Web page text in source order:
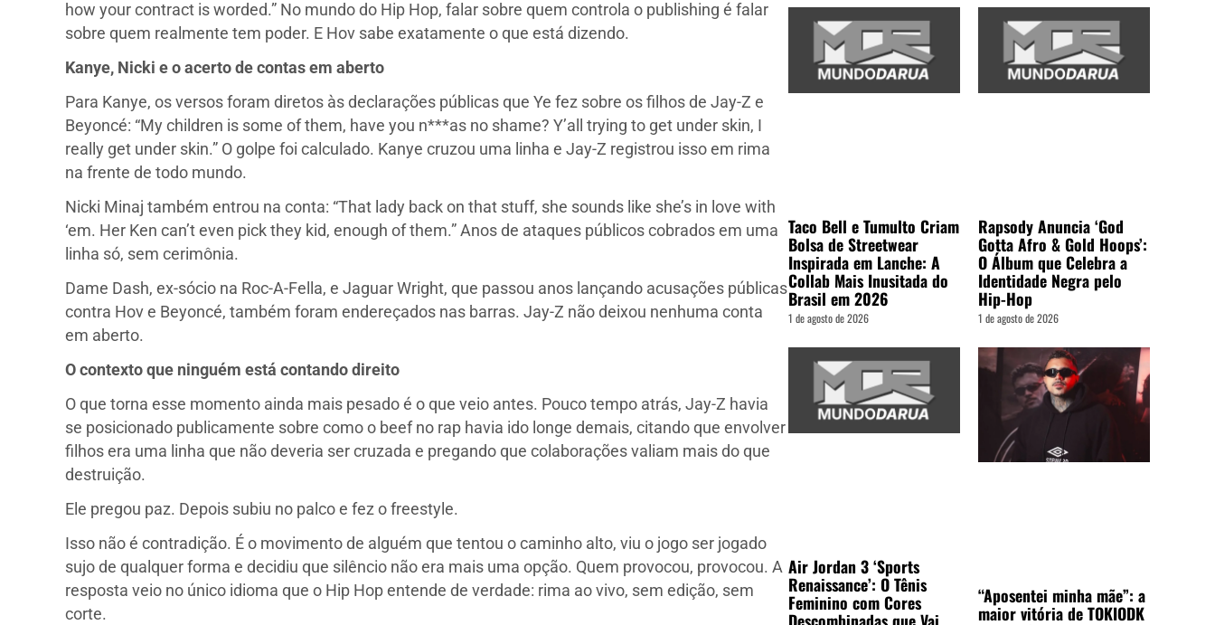
how your contract is worded.” No mundo do Hip Hop, falar sobre quem controla o publishing é falar
sobre quem realmente tem poder. E Hov sabe exatamente o que está dizendo.
Kanye, Nicki e o acerto de contas em aberto
Para Kanye, os versos foram diretos às declarações públicas que Ye fez sobre os filhos de Jay-Z e
Beyoncé: “My children is some of them, have you n***as no shame? Y’all trying to get under skin, I
really get under skin.” O golpe foi calculado. Kanye cruzou uma linha e Jay-Z registrou isso em rima
na frente de todo mundo.
Nicki Minaj também entrou na conta: “That lady back on that stuff, she sounds like she’s in love with
‘em. Her Ken can’t even pick they kid, enough of them.” Anos de ataques públicos cobrados em uma
linha só, sem cerimônia.
Dame Dash, ex-sócio na Roc-A-Fella, e Jaguar Wright, que passou anos lançando acusações públicas
contra Hov e Beyoncé, também foram endereçados nas barras. Jay-Z não deixou nenhuma conta
em aberto.
O contexto que ninguém está contando direito
O que torna esse momento ainda mais pesado é o que veio antes. Pouco tempo atrás, Jay-Z havia
se posicionado publicamente sobre como o beef no rap havia ido longe demais, citando que envolver
filhos era uma linha que não deveria ser cruzada e pregando que colaborações valiam mais do que
destruição.
Ele pregou paz. Depois subiu no palco e fez o freestyle.
Isso não é contradição. É o movimento de alguém que tentou o caminho alto, viu o jogo ser jogado
sujo de qualquer forma e decidiu que silêncio não era mais uma opção. Quem provocou, provocou. A
resposta veio no único idioma que o Hip Hop entende de verdade: rima ao vivo, sem edição, sem
corte.
Taco Bell e Tumulto Criam
Bolsa de Streetwear
Inspirada em Lanche: A
Collab Mais Inusitada do
Brasil em 2026
1 de agosto de 2026
Rapsody Anuncia ‘God
Gotta Afro & Gold Hoops’:
O Álbum que Celebra a
Identidade Negra pelo
Hip-Hop
1 de agosto de 2026
Air Jordan 3 ‘Sports
Renaissance’: O Tênis
Feminino com Cores “Aposentei minha mãe”: a
maior vitória de TOKIODK